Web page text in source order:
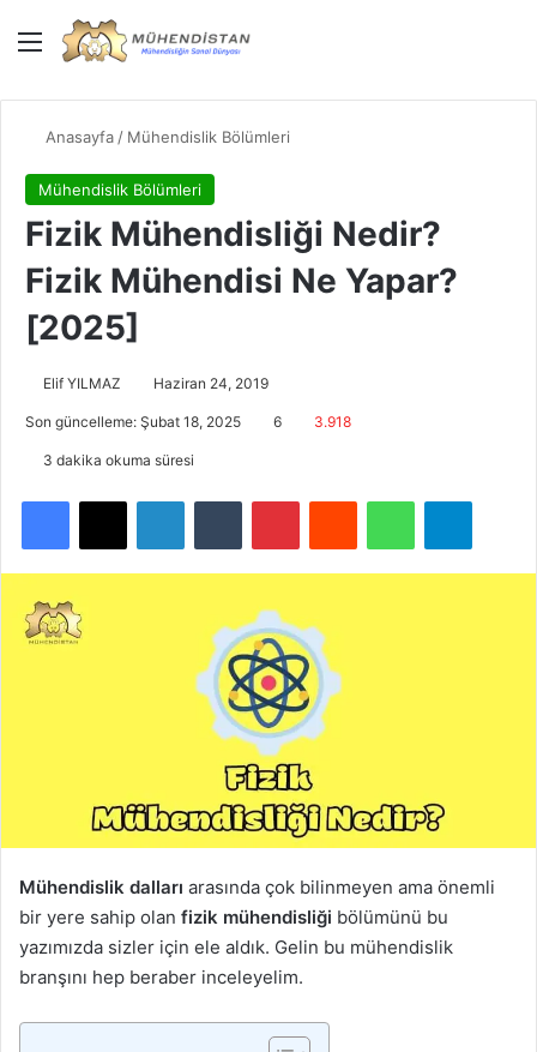
Menü
Anasayfa / Mühendislik Bölümleri
Mühendislik Bölümleri
Fizik Mühendisliği Nedir?
Fizik Mühendisi Ne Yapar?
[2025]
Elif YILMAZ Haziran 24, 2019
Son güncelleme: Şubat 18, 2025 6 3.918
3 dakika okuma süresi
Facebook
X LinkedInTumblr PinterestReddit WhatsApp
Mühendislik dalları arasında çok bilinmeyen ama önemli
bir yere sahip olan fizik mühendisliği bölümünü bu
yazımızda sizler için ele aldık. Gelin bu mühendislik
branşını hep beraber inceleyelim.